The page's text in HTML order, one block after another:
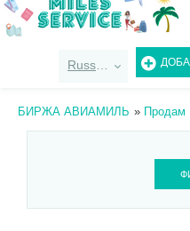
БИРЖА АВИАМИЛЬ » Продам